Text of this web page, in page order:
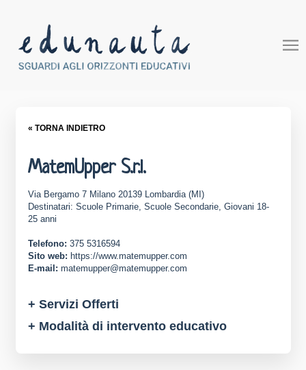
« TORNA INDIETRO
MatemUpper S.r.l.
Via Bergamo 7 Milano 20139 Lombardia (MI)
Destinatari: Scuole Primarie, Scuole Secondarie, Giovani 18-
25 anni
Telefono: 375 5316594
Sito web: https://www.matemupper.com
E-mail: matemupper@matemupper.com
+ Servizi Offerti
+ Modalità di intervento educativo